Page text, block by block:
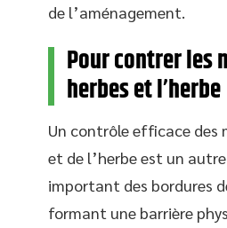
de l’aménagement.
Pour contrer les
herbes et l’herbe
Un contrôle efficace des
et de l’herbe est un
important des bordures
formant une barrière